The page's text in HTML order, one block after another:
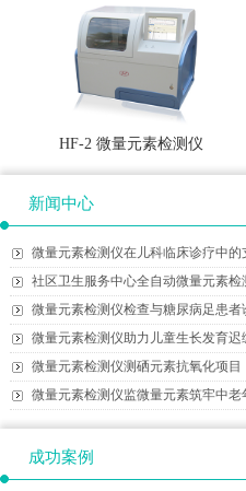
HF-2 微量元素检测仪
新闻中心
微量元素检测仪在儿科临床诊疗中的
社区卫生服务中心全自动微量元素检
微量元素检测仪检查与糖尿病足患者
微量元素检测仪助力儿童生长发育迟
微量元素检测仪测硒元素抗氧化项目
成功案例